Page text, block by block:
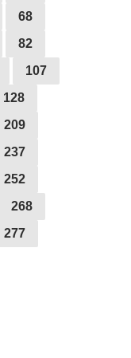
68
82
107
128
209
237
252
268
277